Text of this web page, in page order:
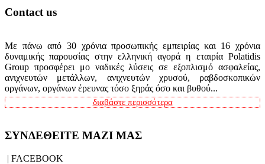
Contact us
Με πάνω από 30 χρόνια προσωπικής εμπειρίας και 16 χρόνια
δυναμικής παρουσίας στην ελληνική αγορά η εταιρία Polatidis
Group προσφέρει μο ναδικές λύσεις σε εξοπλισμό ασφαλείας,
ανιχνευτών μετάλλων, ανιχνευτών χρυσού, ραβδοσκοπικών
οργάνων, οργάνων έρευνας τόσο ξηράς όσο και βυθού...
διαβάστε περισσότερα
ΣΥΝΔΕΘΕΙΤΕ ΜΑΖΙ ΜΑΣ
| FACEBOOK